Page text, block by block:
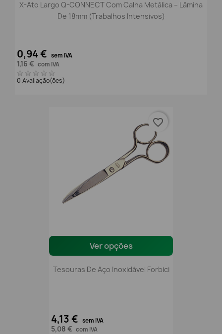
X-Ato Largo Q-CONNECT Com Calha Metálica – Lâmina
De 18mm (Trabalhos Intensivos)
0,94 € sem IVA
1,16 € com IVA
0 Avaliação(ões)
Ver opções
Tesouras De Aço Inoxidável Forbici
4,13 € sem IVA
5,08 € com IVA
favorite_border